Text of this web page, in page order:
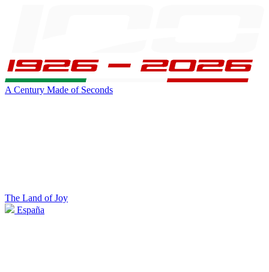
A Century Made of Seconds
The Land of Joy
España